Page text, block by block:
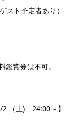
スト予定者あり）
賞券は不可。
（土) 24:00～】